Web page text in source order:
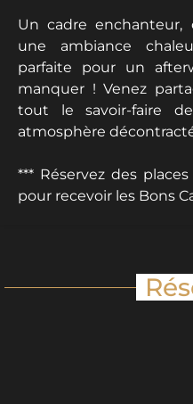
Un cadre enchanteur,
une ambiance
parfaite pour un
manquer ! Venez
tout le savoir-faire
atmosphère
*** Réservez des
pour recevoir les Bons